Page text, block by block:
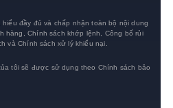
đầy đủ và chấp nhận toàn bộ nội dung
hàng Chính sách khớp lệnh
Công bố rủi
vàChính sách xử lý khiếu nại
tôi sẽ được sử dụng theo Chính sách bảo